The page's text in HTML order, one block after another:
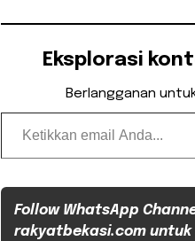
Eksplorasi
Berlangganan
Ketikkan email Anda...
Follow WhatsApp
rakyatbekasi.com